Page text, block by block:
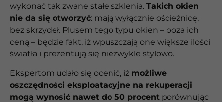
wykonać tak zwane stałe szklenia. Takich okien
nie da się otworzyć: mają wyłącznie ościeżnicę,
bez skrzydeł. Plusem tego typu okien – poza ich
ceną – będzie fakt, iż wpuszczają one większe ilości
światła i prezentują się niezwykle stylowo.
Ekspertom udało się ocenić, iż możliwe
oszczędności eksploatacyjne na rekuperacji
mogą wynosić nawet do 50 procent porównując